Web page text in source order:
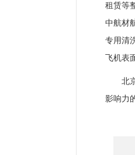
租赁等
中航材
专用清
飞机表
北
影响力